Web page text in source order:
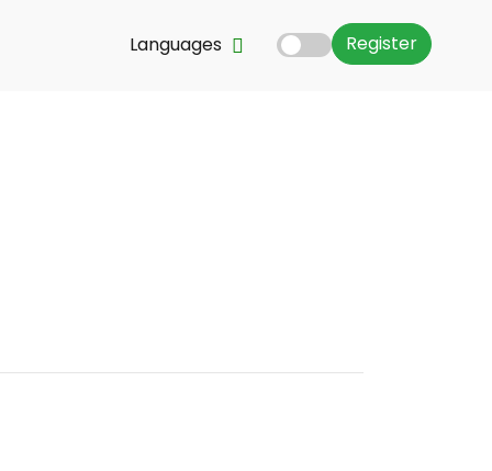
Register
Languages